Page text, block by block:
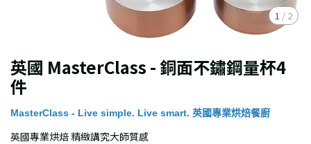
1 / 2
英國 MasterClass - 銅面不鏽鋼量杯4
件
MasterClass - Live simple. Live smart. 英國專業烘焙餐廚
英國專業烘焙 精緻講究大師質感